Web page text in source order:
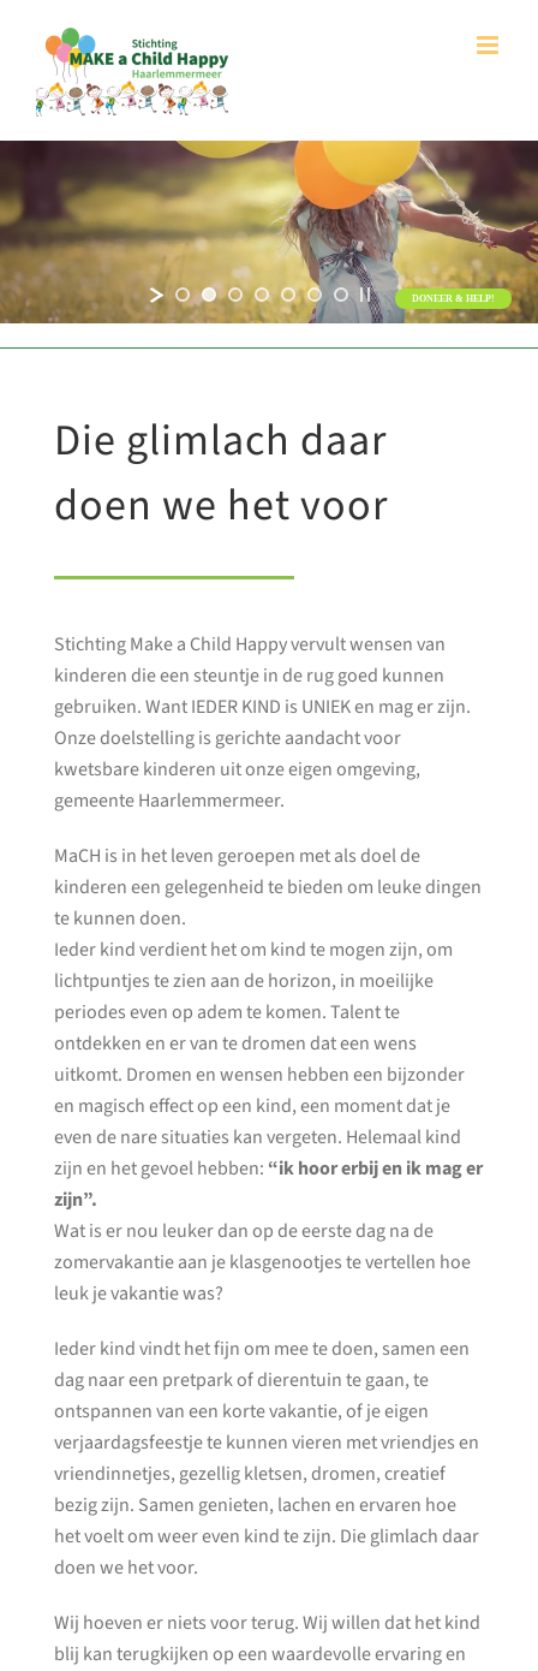
inhoud
DONEER & HELP!
Die glimlach daar
doen we het voor
Stichting Make a Child Happy vervult wensen van
kinderen die een steuntje in de rug goed kunnen
gebruiken. Want IEDER KIND is UNIEK en mag er zijn.
Onze doelstelling is gerichte aandacht voor
kwetsbare kinderen uit onze eigen omgeving,
gemeente Haarlemmermeer.
MaCH is in het leven geroepen met als doel de
kinderen een gelegenheid te bieden om leuke dingen
te kunnen doen.
Ieder kind verdient het om kind te mogen zijn, om
lichtpuntjes te zien aan de horizon, in moeilijke
periodes even op adem te komen. Talent te
ontdekken en er van te dromen dat een wens
uitkomt. Dromen en wensen hebben een bijzonder
en magisch effect op een kind, een moment dat je
even de nare situaties kan vergeten. Helemaal kind
zijn en het gevoel hebben: “ik hoor erbij en ik mag er
zijn”.
Wat is er nou leuker dan op de eerste dag na de
zomervakantie aan je klasgenootjes te vertellen hoe
leuk je vakantie was?
Ieder kind vindt het fijn om mee te doen, samen een
dag naar een pretpark of dierentuin te gaan, te
ontspannen van een korte vakantie, of je eigen
verjaardagsfeestje te kunnen vieren met vriendjes en
vriendinnetjes, gezellig kletsen, dromen, creatief
bezig zijn. Samen genieten, lachen en ervaren hoe
het voelt om weer even kind te zijn. Die glimlach daar
doen we het voor.
Wij hoeven er niets voor terug. Wij willen dat het kind
blij kan terugkijken op een waardevolle ervaring en